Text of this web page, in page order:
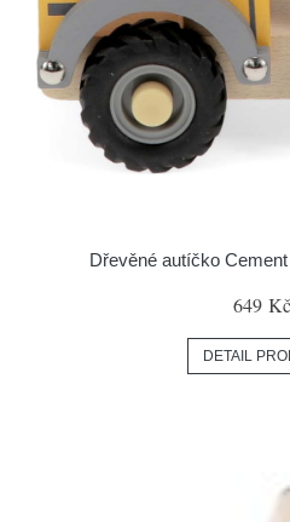
Dřevěné autíčko
649 Kč
DETAIL